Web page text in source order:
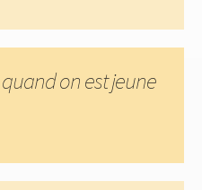
quand on est jeune